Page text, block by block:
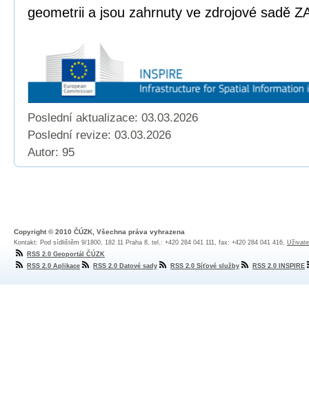
geometrii a jsou zahrnuty ve zdrojové sadě
Poslední aktualizace: 03.03.2026
Poslední revize: 03.03.2026
Autor: 95
Copyright © 2010 ČÚZK, Všechna práva vyhrazena
Kontakt: Pod sídlištěm 9/1800, 182 11 Praha 8, tel.: +420 284 041 111, fax: +420 284 041 416,
RSS 2.0 Geoportál ČÚZK
RSS 2.0 Aplikace
RSS 2.0 Datové sady RSS 2.0 Síťové služby RSS 2.0 INSPIRE